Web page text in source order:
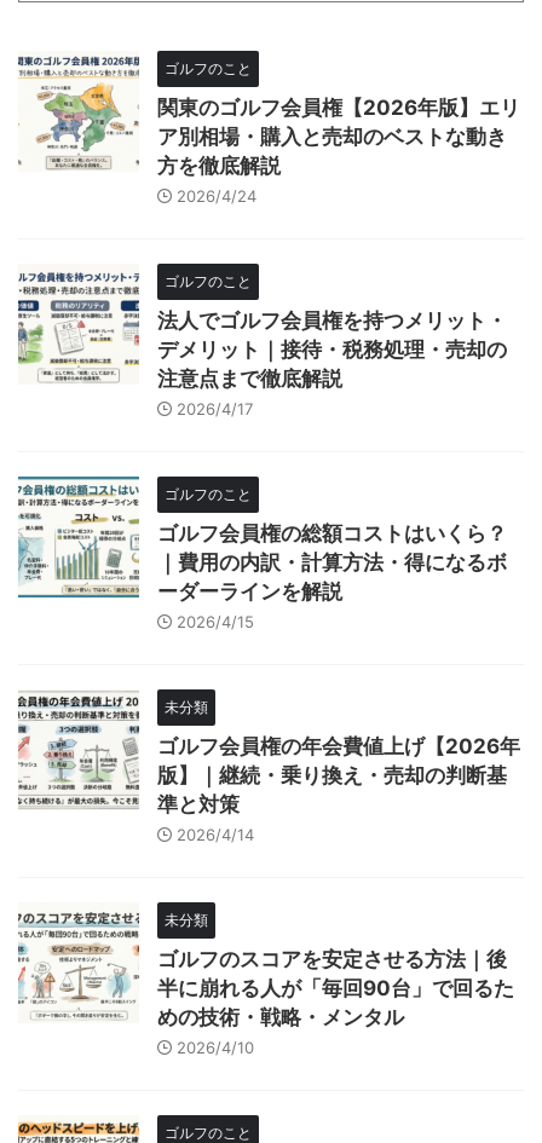
ゴルフのこと
関東のゴルフ会員権【2026年版】エリ
ア別相場・購入と売却のベストな動き
方を徹底解説
2026/4/24
ゴルフのこと
法人でゴルフ会員権を持つメリット・
デメリット｜接待・税務処理・売却の
注意点まで徹底解説
2026/4/17
ゴルフのこと
ゴルフ会員権の総額コストはいくら？
｜費用の内訳・計算方法・得になるボ
ーダーラインを解説
2026/4/15
未分類
ゴルフ会員権の年会費値上げ【2026年
版】｜継続・乗り換え・売却の判断基
準と対策
2026/4/14
未分類
ゴルフのスコアを安定させる方法｜後
半に崩れる人が「毎回90台」で回るた
めの技術・戦略・メンタル
2026/4/10
ゴルフのこと